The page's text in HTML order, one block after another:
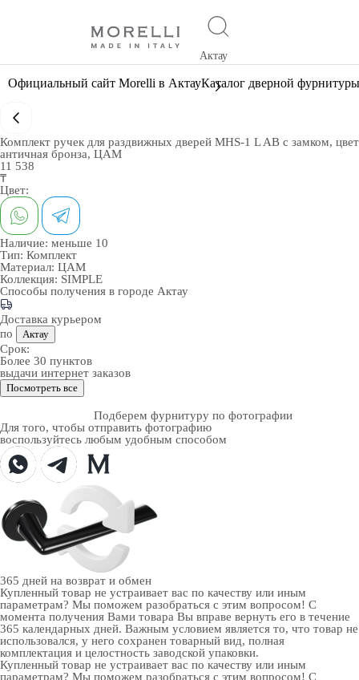
Актау
Официальный сайт Morelli в АктауКаталог дверной фурнитуры
Комплект ручек для раздвижных дверей MHS-1 L AB с замком, цвет
античная бронза, ЦАМ
11 538
₸
Цвет:
Наличие: меньше 10
Тип: Комплект
Материал: ЦАМ
Коллекция: SIMPLE
Способы получения в городе Актау
Доставка курьером
по
Актау
Срок:
Более 30 пунктов
выдачи интернет заказов
Посмотреть все
Подберем фурнитуру по фотографии
Для того, чтобы отправить фотографию
воспользуйтесь любым удобным способом
365 дней на возврат и обмен
Купленный товар не устраивает вас по качеству или иным
параметрам? Мы поможем разобраться с этим вопросом! С
момента получения Вами товара Вы вправе вернуть его в течение
365 календарных дней. Важным условием является то, что товар не
использовался, у него сохранен товарный вид, полная
комплектация и целостность заводской упаковки.
Купленный товар не устраивает вас по качеству или иным
параметрам? Мы поможем разобраться с этим вопросом! С